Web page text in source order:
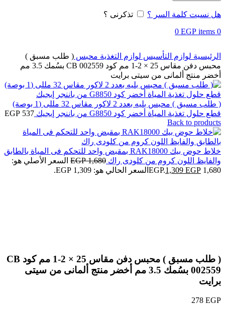
هل نسيت كلمة السر ؟
تذكرنى ؟
0
items
0 EGP
الرئيسية لوازم التأسيس لوازم التغذية محبس ( طلب مسبق )
محبس دفن مقاس 25 × 2-1 مم كود CB 002559 بسُمك 3.5 مم
أخضر منتج ألمانى من سيتى برايت
( طلب مسبق ) محبس بليه بعدد 2 لاكور مقاس 32 مللى (1 بوصة)
قطع حلول تغذية المياة أخضر كود G8850 من باننجر إيجيك
537
EGP
Back to products
خلاط حوض بيك RAK18000 بمقبض واحد للتحكم فى المياة بالطابق
والفايظ اللون كروم من كلودى راك 1,680
EGP السعر الأصلي هو:
1,680 EGP.
1,309 EGP السعر الحالي هو: 1,309 EGP.
( طلب مسبق ) محبس دفن مقاس 25 × 2-1 مم كود CB
002559 بسُمك 3.5 مم أخضر منتج ألمانى من سيتى
برايت
278 EGP